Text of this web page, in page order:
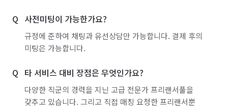
사전미팅이 가능한가요?
규정에 준하여 채팅과 유선상담만 가능합니다. 결제 후의
미팅은 가능합니다.
타 서비스 대비 장점은 무엇인가요?
다양한 직군의 경력을 지닌 고급 전문가 프리랜서풀을
갖추고 있습니다. 그리고 직접 매칭 요청한 프리랜서뿐